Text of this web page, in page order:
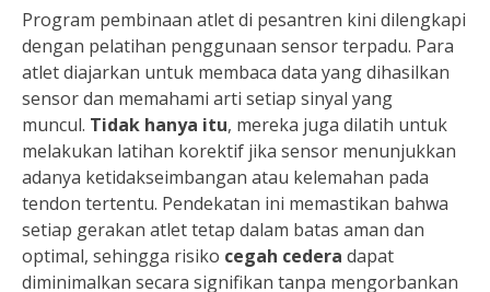
Program pembinaan atlet di pesantren kini dilengkapi
dengan pelatihan penggunaan sensor terpadu. Para
atlet diajarkan untuk membaca data yang dihasilkan
sensor dan memahami arti setiap sinyal yang
muncul. Tidak hanya itu, mereka juga dilatih untuk
melakukan latihan korektif jika sensor menunjukkan
adanya ketidakseimbangan atau kelemahan pada
tendon tertentu. Pendekatan ini memastikan bahwa
setiap gerakan atlet tetap dalam batas aman dan
optimal, sehingga risiko cegah cedera dapat
diminimalkan secara signifikan tanpa mengorbankan